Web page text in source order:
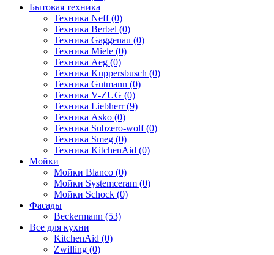
Бытовая техника
Техника Neff (0)
Техника Berbel (0)
Техника Gaggenau (0)
Техника Miele (0)
Техника Aeg (0)
Техника Kuppersbusch (0)
Техника Gutmann (0)
Техника V-ZUG (0)
Техника Liebherr (9)
Техника Asko (0)
Техника Subzero-wolf (0)
Техника Smeg (0)
Техника KitchenAid (0)
Мойки
Мойки Blanco (0)
Мойки Systemceram (0)
Мойки Schock (0)
Фасады
Beckermann (53)
Все для кухни
KitchenAid (0)
Zwilling (0)